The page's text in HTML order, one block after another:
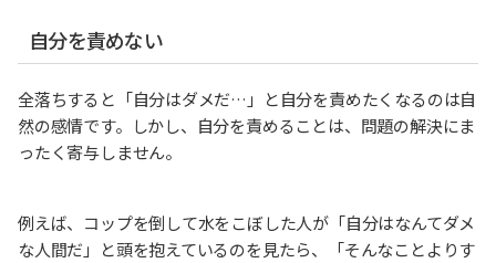
自分を責めない
全落ちすると「自分はダメだ…」と自分を責めたくなるのは自
然の感情です。しかし、自分を責めることは、問題の解決にま
ったく寄与しません。
例えば、コップを倒して水をこぼした人が「自分はなんてダメ
な人間だ」と頭を抱えているのを見たら、「そんなことよりす